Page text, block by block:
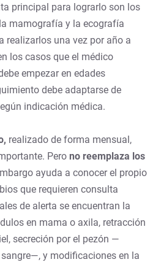
principal para lograrlo son los
mamografía y la ecografía
realizarlos una vez por año a
los casos que el médico
empezar en edades
debe adaptarse de
indicación médica.
realizado de forma mensual,
Pero no reemplaza los
ayuda a conocer el propio
que requieren consulta
de alerta se encuentran la
en mama o axila, retracción
secreción por el pezón —
y modificaciones en la